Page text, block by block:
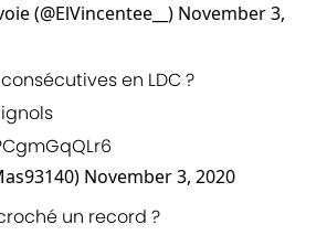
(@ElVincentee__) November 3,
en LDC ?
November 3, 2020
un record ?